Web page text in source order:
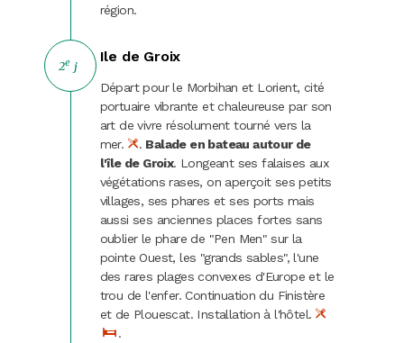
Noël
St-Sylvestre
Carnaval
Randonnées
région.
2e j
Ile de Groix
Départ pour le Morbihan et Lorient, cité
portuaire vibrante et chaleureuse par son
art de vivre résolument tourné vers la
mer.
. Balade en bateau autour de
l'île de Groix. Longeant ses falaises aux
végétations rases, on aperçoit ses petits
villages, ses phares et ses ports mais
aussi ses anciennes places fortes sans
oublier le phare de "Pen Men" sur la
pointe Ouest, les "grands sables", l'une
des rares plages convexes d'Europe et le
trou de l'enfer. Continuation du Finistère
et de Plouescat. Installation à l'hôtel.
.